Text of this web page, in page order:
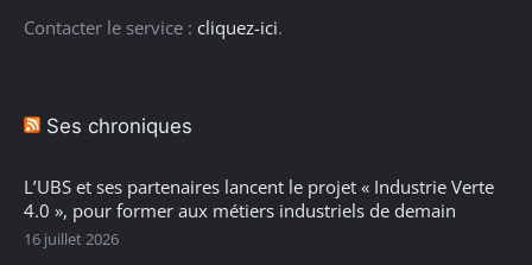
Contacter le service : cliquez-ici.
Ses chroniques
L’UBS et ses partenaires lancent le projet « Industrie Verte
4.0 », pour former aux métiers industriels de demain
16 juillet 2026